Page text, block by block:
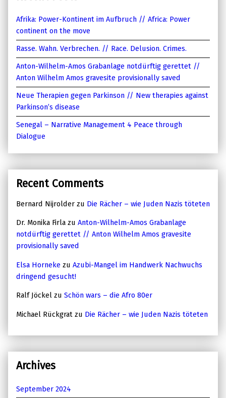
Afrika: Power-Kontinent im Aufbruch // Africa: Power
continent on the move
Rasse. Wahn. Verbrechen. // Race. Delusion. Crimes.
Anton-Wilhelm-Amos Grabanlage notdürftig gerettet //
Anton Wilhelm Amos gravesite provisionally saved
Neue Therapien gegen Parkinson // New therapies against
Parkinson’s disease
Senegal – Narrative Management 4 Peace through
Dialogue
Recent Comments
Bernard Nijrolder zu Die Rächer – wie Juden Nazis töteten
Dr. Monika Firla zu Anton-Wilhelm-Amos Grabanlage
notdürftig gerettet // Anton Wilhelm Amos gravesite
provisionally saved
Elsa Horneke zu Azubi-Mangel im Handwerk Nachwuchs
dringend gesucht!
Ralf Jöckel zu Schön wars – die Afro 80er
Michael Rückgrat zu Die Rächer – wie Juden Nazis töteten
Archives
September 2024